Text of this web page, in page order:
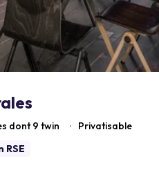
dont 9 twin ·
Privatisable